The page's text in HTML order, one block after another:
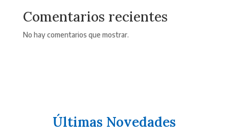
Comentarios recientes
No hay comentarios que mostrar.
Últimas Novedades